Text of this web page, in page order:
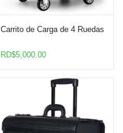
Carrito de Carga de 4 Ruedas
RD$5,000.00